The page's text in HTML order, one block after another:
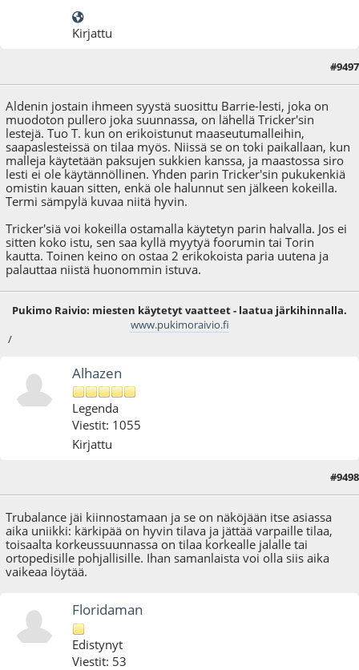
Kirjattu
#9497
Aldenin jostain ihmeen syystä suosittu Barrie-lesti, joka on
muodoton pullero joka suunnassa, on lähellä Tricker'sin
lestejä. Tuo T. kun on erikoistunut maaseutumalleihin,
saapaslesteissä on tilaa myös. Niissä se on toki paikallaan, kun
malleja käytetään paksujen sukkien kanssa, ja maastossa siro
lesti ei ole käytännöllinen. Yhden parin Tricker'sin pukukenkiä
omistin kauan sitten, enkä ole halunnut sen jälkeen kokeilla.
Termi sämpylä kuvaa niitä hyvin.
Tricker'siä voi kokeilla ostamalla käytetyn parin halvalla. Jos ei
sitten koko istu, sen saa kyllä myytyä foorumin tai Torin
kautta. Toinen keino on ostaa 2 erikokoista paria uutena ja
palauttaa niistä huonommin istuva.
Pukimo Raivio: miesten käytetyt vaatteet - laatua järkihinnalla.
www.pukimoraivio.fi
/
Alhazen
Legenda
Viestit: 1055
Kirjattu
#9498
Trubalance jäi kiinnostamaan ja se on näköjään itse asiassa
aika uniikki: kärkipää on hyvin tilava ja jättää varpaille tilaa,
toisaalta korkeussuunnassa on tilaa korkealle jalalle tai
ortopedisille pohjallisille. Ihan samanlaista voi olla siis aika
vaikeaa löytää.
Floridaman
Edistynyt
Viestit: 53